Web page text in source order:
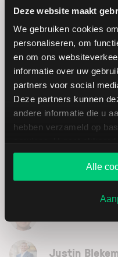
Deze website maakt
We gebruiken cookies
personaliseren, om
en om ons
informatie over uw
partners voor social
Deze partners kunnen
andere informatie die u
hebben verzameld op
website blijft gebruiken.
Alle
van weloverwogen
Andere
23
20:00
Bouw uw eigen
Justin